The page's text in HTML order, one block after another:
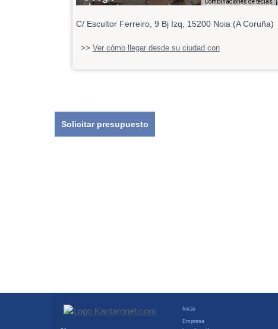
For development
For development purposes only Combinaciones de teclas
C/ Escultor Ferreiro, 9 Bj Izq, 15200 Noia (A Coruña)
>> Ver cómo llegar desde su ciudad con
Solicitar presupuesto
Inicio
Empresa